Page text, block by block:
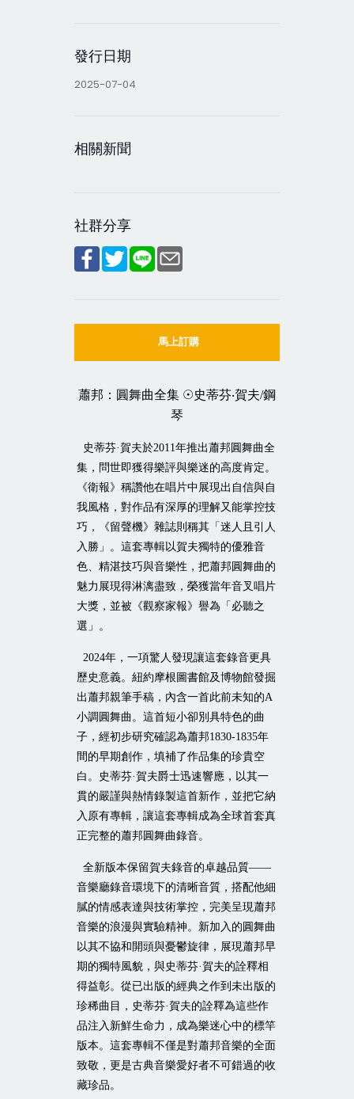
發行日期
2025-07-04
相關新聞
社群分享
馬上訂購
蕭邦：圓舞曲全集 ☉史蒂芬‧賀夫/鋼
琴
史蒂芬·賀夫於2011年推出蕭邦圓舞曲全
集，問世即獲得樂評與樂迷的高度肯定。
《衛報》稱讚他在唱片中展現出自信與自
我風格，對作品有深厚的理解又能掌控技
巧，《留聲機》雜誌則稱其「迷人且引人
入勝」。這套專輯以賀夫獨特的優雅音
色、精湛技巧與音樂性，把蕭邦圓舞曲的
魅力展現得淋漓盡致，榮獲當年音叉唱片
大獎，並被《觀察家報》譽為「必聽之
選」。
2024年，一項驚人發現讓這套錄音更具
歷史意義。紐約摩根圖書館及博物館發掘
出蕭邦親筆手稿，內含一首此前未知的A
小調圓舞曲。這首短小卻別具特色的曲
子，經初步研究確認為蕭邦1830-1835年
間的早期創作，填補了作品集的珍貴空
白。史蒂芬·賀夫爵士迅速響應，以其一
貫的嚴謹與熱情錄製這首新作，並把它納
入原有專輯，讓這套專輯成為全球首套真
正完整的蕭邦圓舞曲錄音。
全新版本保留賀夫錄音的卓越品質——
音樂廳錄音環境下的清晰音質，搭配他細
膩的情感表達與技術掌控，完美呈現蕭邦
音樂的浪漫與實驗精神。新加入的圓舞曲
以其不協和開頭與憂鬱旋律，展現蕭邦早
期的獨特風貌，與史蒂芬·賀夫的詮釋相
得益彰。從已出版的經典之作到未出版的
珍稀曲目，史蒂芬·賀夫的詮釋為這些作
品注入新鮮生命力，成為樂迷心中的標竿
版本。這套專輯不僅是對蕭邦音樂的全面
致敬，更是古典音樂愛好者不可錯過的收
藏珍品。